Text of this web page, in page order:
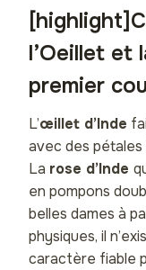
l’Oeillet et
premier
L’œillet d’Inde
avec des
La rose d’Inde
en pompons
belles dames à
physiques, il
caractère fiable